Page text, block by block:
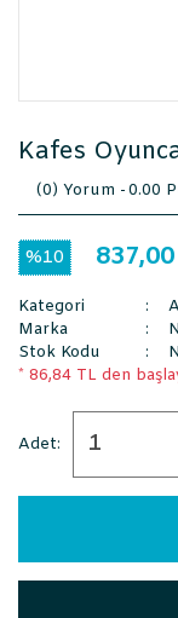
Kafes
(0) Yorum -0.00
%10
Kategori
Marka
Stok Kodu
* 86,84 TL den
Adet: